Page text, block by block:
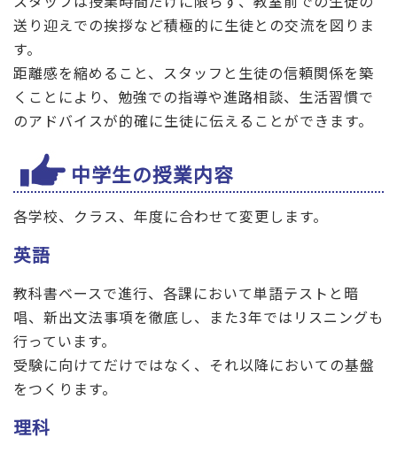
送り迎えでの挨拶など積極的に生徒との交流を図りま
す。
距離感を縮めること、スタッフと生徒の信頼関係を築
くことにより、勉強での指導や進路相談、生活習慣で
のアドバイスが的確に生徒に伝えることができます。
中学生の授業内容
各学校、クラス、年度に合わせて変更します。
英語
教科書ベースで進行、各課において単語テストと暗
唱、新出文法事項を徹底し、また3年ではリスニングも
行っています。
受験に向けてだけではなく、それ以降においての基盤
をつくります。
理科